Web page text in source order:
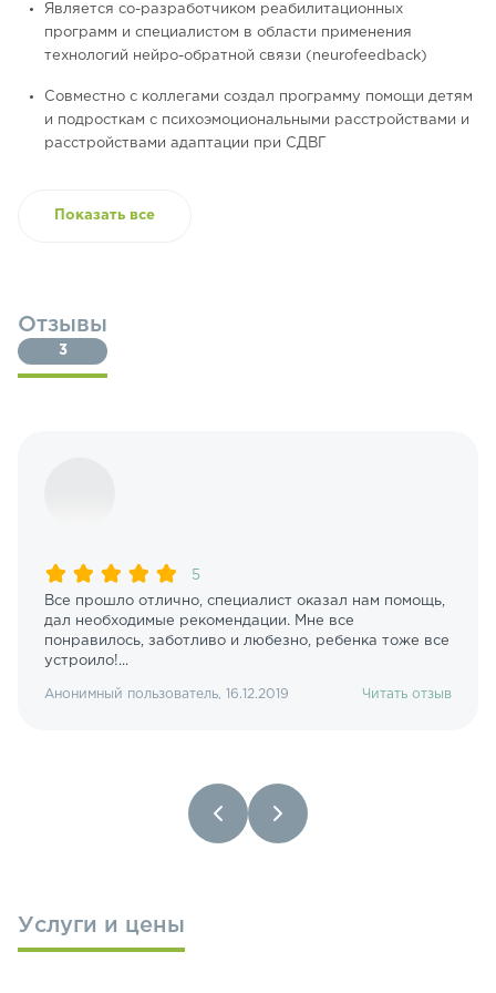
Является со-разработчиком реабилитационных
программ и специалистом в области применения
технологий нейро-обратной связи (neurofeedback)
Совместно с коллегами создал программу помощи детям
и подросткам с психоэмоциональными расстройствами и
расстройствами адаптации при СДВГ
Показать все
Отзывы
3
5
Все прошло отлично, специалист оказал нам помощь,
дал необходимые рекомендации. Мне все
понравилось, заботливо и любезно, ребенка тоже все
устроило!...
Анонимный пользователь, 16.12.2019 Читать отзыв
Услуги и цены